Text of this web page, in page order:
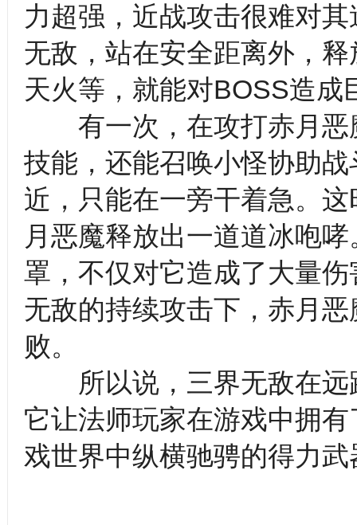
力超强，近战攻击很难对
无敌，站在安全距离外，
天火等，就能对BOSS造成
有一次，在攻打赤月恶
技能，还能召唤小怪协助
近，只能在一旁干着急。
月恶魔释放出一道道冰咆
罩，不仅对它造成了大量
无敌的持续攻击下，赤月
败。
所以说，三界无敌在远
它让法师玩家在游戏中拥
戏世界中纵横驰骋的得力武